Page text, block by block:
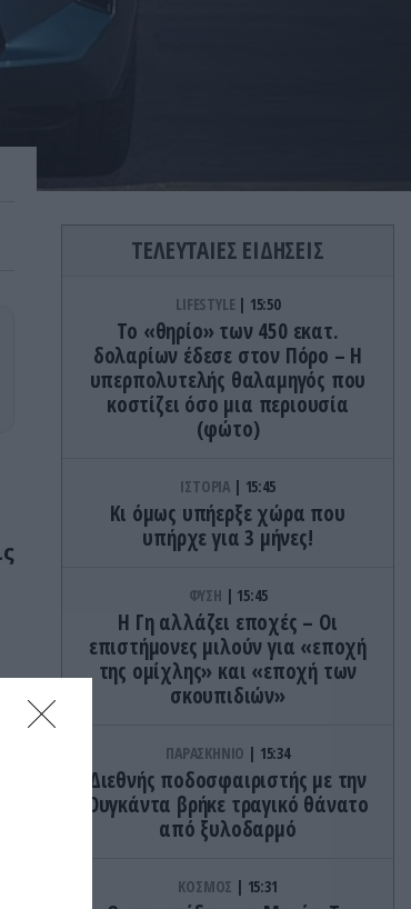
ΤΕΛΕΥΤΑΙΕΣ ΕΙΔΗΣΕΙΣ
LIFESTYLE 15:50
Το «θηρίο» των 450 εκατ.
δολαρίων έδεσε στον Πόρο – Η
υπερπολυτελής θαλαμηγός που
κοστίζει όσο μια περιουσία
(φώτο)
ΙΣΤΟΡΙΑ 15:45
Κι όμως υπήερξε χώρα που
υπήρχε για 3 μήνες!
ΦΥΣΗ 15:45
Η Γη αλλάζει εποχές – Οι
επιστήμονες μιλούν για «εποχή
της ομίχλης» και «εποχή των
σκουπιδιών»
ΠΑΡΑΣΚΗΝΙΟ 15:34
Διεθνής ποδοσφαιριστής με την
Ουγκάντα βρήκε τραγικό θάνατο
από ξυλοδαρμό
ΚΟΣΜΟΣ 15:31